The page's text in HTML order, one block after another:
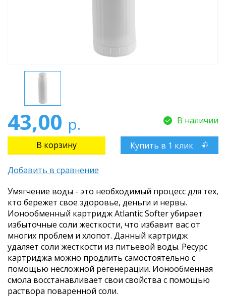
43,00 р. В наличии
Купить в 1 клик
Добавить в сравнение
Умягчение воды - это необходимый процесс для тех,
кто бережет свое здоровье, деньги и нервы.
Ионообменный картридж Atlantic Softer убирает
избыточные соли жесткости, что избавит вас от
многих проблем и хлопот. Данный картридж
удаляет соли жесткости из питьевой воды. Ресурс
картриджа можно продлить самостоятельно с
помощью несложной регенерации. Ионообменная
смола восстанавливает свои свойства с помощью
раствора поваренной соли.